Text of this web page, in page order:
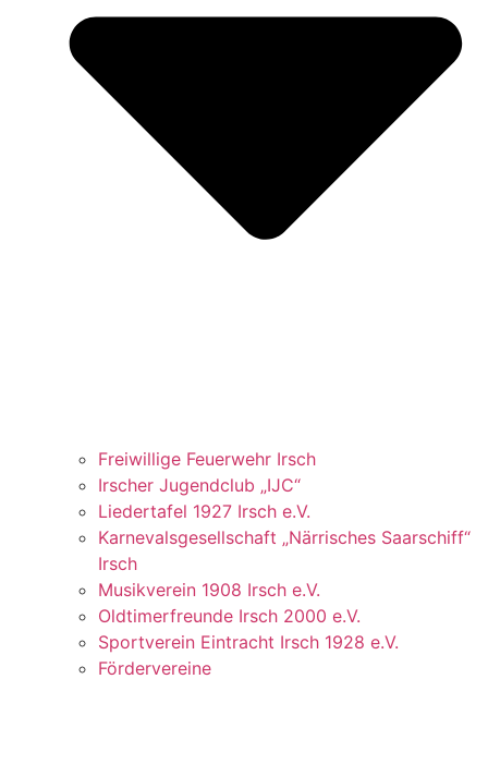
Freiwillige Feuerwehr Irsch
Irscher Jugendclub „IJC“
Liedertafel 1927 Irsch e.V.
Karnevalsgesellschaft „Närrisches Saarschiff“
Irsch
Musikverein 1908 Irsch e.V.
Oldtimerfreunde Irsch 2000 e.V.
Sportverein Eintracht Irsch 1928 e.V.
Fördervereine